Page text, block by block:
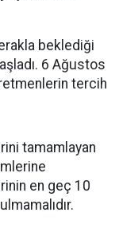
beklediği
6 Ağustos
tercih
tamamlayan
en geç 10